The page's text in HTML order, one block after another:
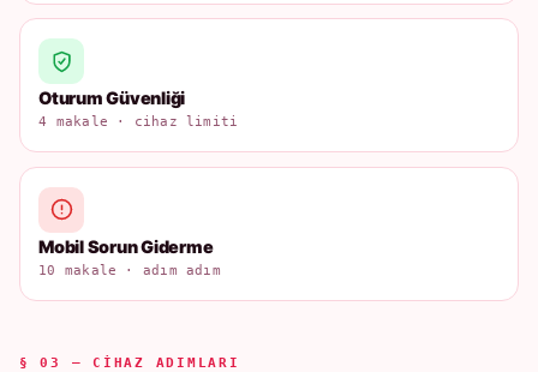
Oturum Güvenliği
4 makale · cihaz limiti
Mobil Sorun Giderme
10 makale · adım adım
§ 03 — CIHAZ ADIMLARI